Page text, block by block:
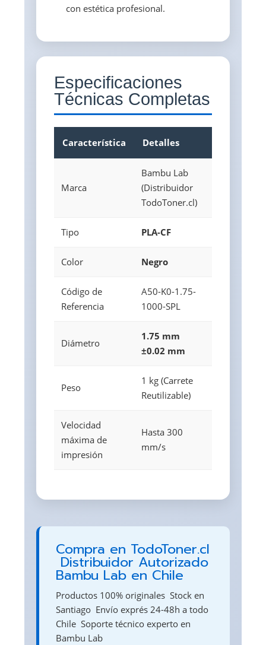
con estética profesional.
Especificaciones
Técnicas Completas
Característica Detalles
Marca
Bambu Lab
(Distribuidor
TodoToner.cl)
Tipo PLA-CF
Color Negro
Código de
Referencia
A50-K0-1.75-
1000-SPL
Diámetro
1.75 mm
±0.02 mm
Peso
1 kg (Carrete
Reutilizable)
Velocidad
máxima de
impresión
Hasta 300
mm/s
Compra en TodoToner.cl
 Distribuidor Autorizado
Bambu Lab en Chile
Productos 100% originales  Stock en
Santiago  Envío exprés 24-48h a todo
Chile  Soporte técnico experto en
Bambu Lab